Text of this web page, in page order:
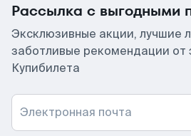
Рассылка с выгодными
Эксклюзивные акции, лучшие
заботливые рекомендации от
Купибилета
Электронная почта